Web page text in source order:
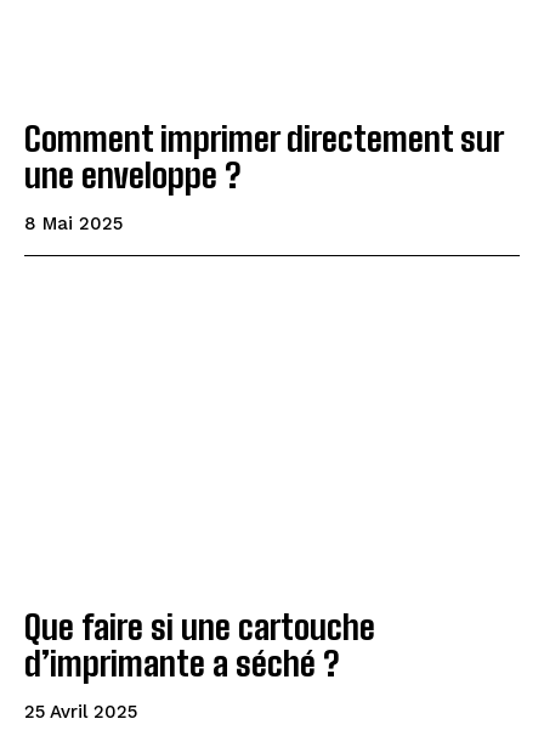
Comment imprimer directement sur
une enveloppe ?
8 Mai 2025
Que faire si une cartouche
d’imprimante a séché ?
25 Avril 2025